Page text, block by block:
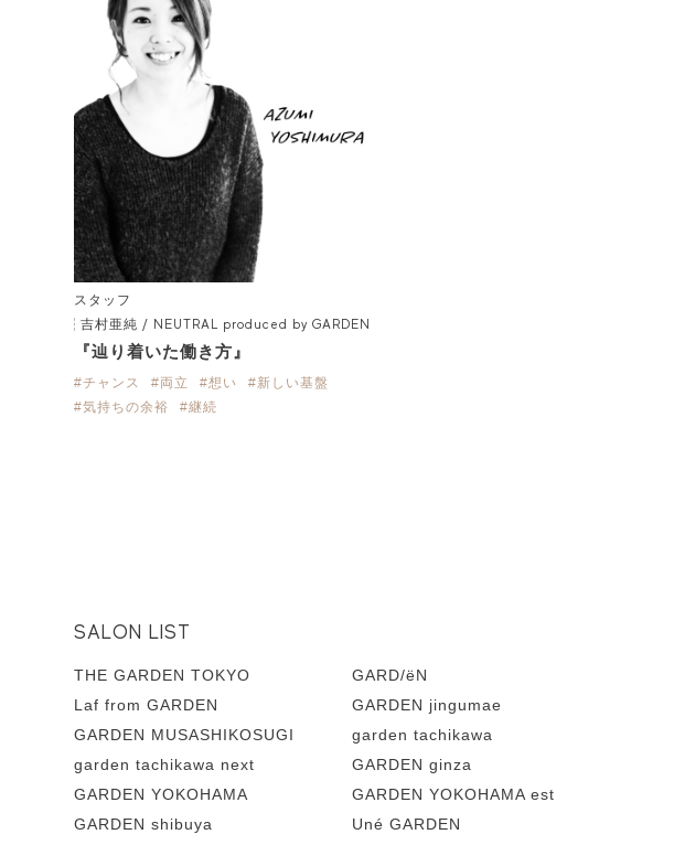
スタッフ
吉村亜純 / NEUTRAL produced by GARDEN
『辿り着いた働き方』
#チャンス #両立 #想い
#新しい基盤
#気持ちの余裕
#継続
SALON LIST
THE GARDEN TOKYO
GARD/ëN
Laf from GARDEN
GARDEN jingumae
GARDEN MUSASHIKOSUGI
garden tachikawa
garden tachikawa next
GARDEN ginza
GARDEN YOKOHAMA
GARDEN YOKOHAMA est
GARDEN shibuya
Uné GARDEN